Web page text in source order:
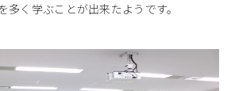
多く学ぶことが出来たようです。